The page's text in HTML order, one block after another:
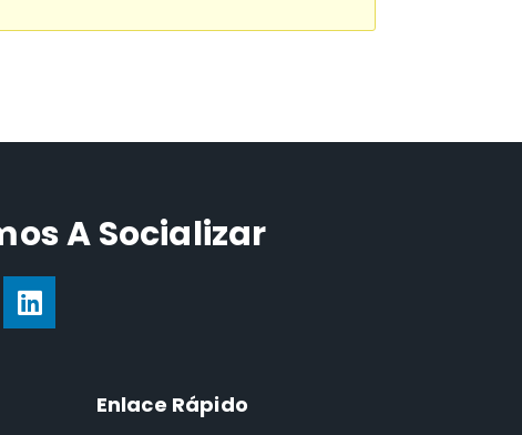
A Socializar
Enlace Rápido